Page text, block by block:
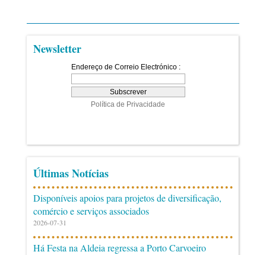
Newsletter
Últimas Notícias
Disponíveis apoios para projetos de diversificação,
comércio e serviços associados
2026-07-31
Há Festa na Aldeia regressa a Porto Carvoeiro